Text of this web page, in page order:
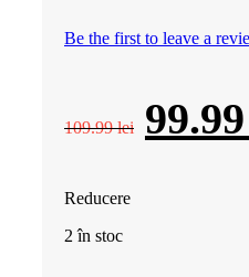
Be the first to leave a
109.99lei 99.99
Reducere
2 în stoc